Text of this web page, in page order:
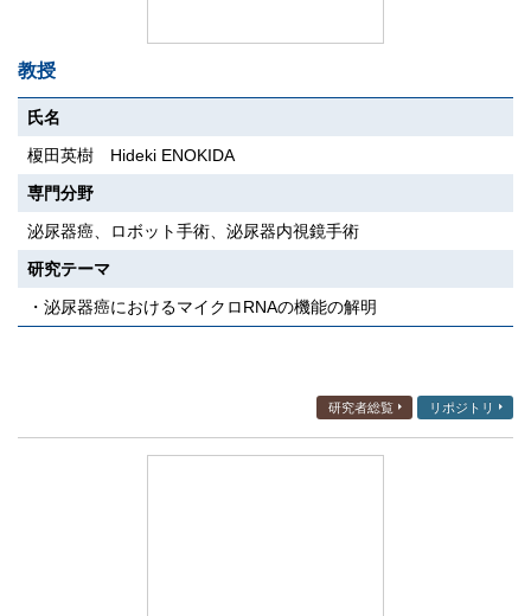
教授
氏名
榎田英樹 Hideki ENOKIDA
専門分野
泌尿器癌、ロボット手術、泌尿器内視鏡手術
研究テーマ
・泌尿器癌におけるマイクロRNAの機能の解明
研究者総覧 リポジトリ